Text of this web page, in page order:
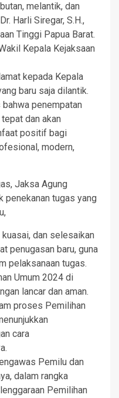
melantik, dan
Harli Siregar, S.H.,
Tinggi Papua Barat.
Kepala Kejaksaan
kepada Kepala
baru saja dilantik.
penempatan
dan akan
positif bagi
modern,
Jaksa Agung
penekanan tugas yang
dan selesaikan
penugasan baru, guna
pelaksanaan tugas.
Umum 2024 di
lancar dan aman.
proses Pemilihan
cara
Pemilu dan
dalam rangka
Pemilihan